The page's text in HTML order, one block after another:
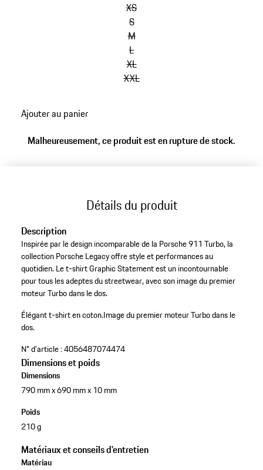
XS
S
M
L
XL
XXL
Ajouter au panier
Malheureusement, ce produit est en rupture de stock.
Détails du produit
Description
Inspirée par le design incomparable de la Porsche 911 Turbo, la
collection Porsche Legacy offre style et performances au
quotidien. Le t-shirt Graphic Statement est un incontournable
pour tous les adeptes du streetwear, avec son image du premier
moteur Turbo dans le dos.
Élégant t-shirt en coton.Image du premier moteur Turbo dans le
dos.
N° d'article :4056487074474
Dimensions et poids
Dimensions
790 mm x 690 mm x 10 mm
Poids
210 g
Matériaux et conseils d'entretien
Matériau